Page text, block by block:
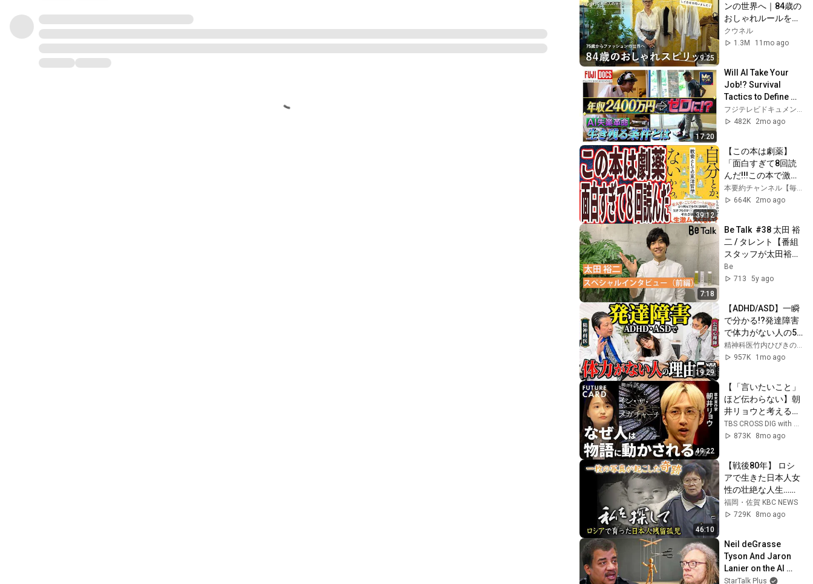
9:25
ンの世界へ｜84歳の
おしゃれルールをご
自宅で伺いました
クウネル
1.3M
11mo ago
17:20
Will AI Take Your
Job!? Survival
Tactics to Define
Your Future [Mr.
Sunday] [Sunday
フジテレビドキュメンタリー
482K
2mo ago
39:12
【この本は劇薬】
「面白すぎて8回読
んだ!!!この本で激変
する人、めっちゃ多
いだろうな..自分と
としての東洋哲学」
を世界一わかりやす
く要約してみた【本
要約】
本要約チャンネル【毎日18時更新】
664K
2mo ago
7:18
Be Talk  #38 太田 裕
二 / タレント【番組
スタッフが太田裕二
を徹底解剖】
Be
713
5y ago
19:29
【ADHD/ASD】一瞬
で分かる!?発達障害
で体力がない人の5
つの特徴【精神科医
と公認心理師が語
精神科医竹内ひびきのメンタルヘルスCh
957K
1mo ago
49:22
【「言いたいこと」
ほど伝わらない】朝
井リョウと考える
「物語」の力／推し
活に見る熱狂の「危
き」／本を読んで損
したことは1秒もな
い／小説を書き続け
る理由／本の真価
【FUTURECARD】
TBS CROSS DIG with Bloomberg
873K
8mo ago
46:10
【戦後80年】 ロシ
アで生きた日本人女
性の壮絶な人生…６
０年後、一枚の写真
が奇跡を起こす「私
児〜」（２００５年
ＫＢＣ制作）
福岡・佐賀 KBC NEWS
729K
8mo ago
Neil deGrasse
Tyson And Jaron
Lanier on the AI
Illusion
StarTalk Plus